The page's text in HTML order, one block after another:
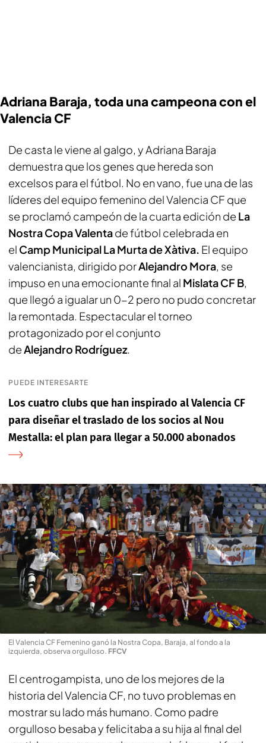
Adriana Baraja, toda una campeona con el
Valencia CF
De casta le viene al galgo, y Adriana Baraja
demuestra que los genes que hereda son
excelsos para el fútbol. No en vano, fue una de las
líderes del equipo femenino del Valencia CF que
se proclamó campeón de la cuarta edición de La
Nostra Copa Valentade fútbol celebrada en
el Camp Municipal La Murta deXàtiva. El equipo
valencianista, dirigido porAlejandro Mora, se
impuso en una emocionante final al Mislata CF B,
que llegó a igualar un 0-2 pero no pudo concretar
la remontada. Espectacular el torneo
protagonizado por el conjunto
deAlejandro Rodríguez.
PUEDE INTERESARTE
Los cuatro clubs que han inspirado al Valencia CF
para diseñar el traslado de los socios al Nou
Mestalla: el plan para llegar a 50.000 abonados
El Valencia CF Femenino ganó la Nostra Copa, Baraja, al fondo a la
izquierda, observa orgulloso. FFCV
El centrogampista, uno de los mejores de la
historia del Valencia CF, no tuvo problemas en
mostrar su lado más humano. Como padre
orgulloso besaba y felicitaba a su hija al final del